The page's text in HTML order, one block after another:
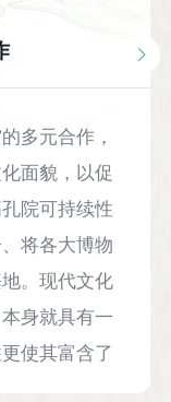
多元合作，
面貌，以促
院可持续性
将各大博物
。现代文化
身就具有一
使其富含了
，可以使外